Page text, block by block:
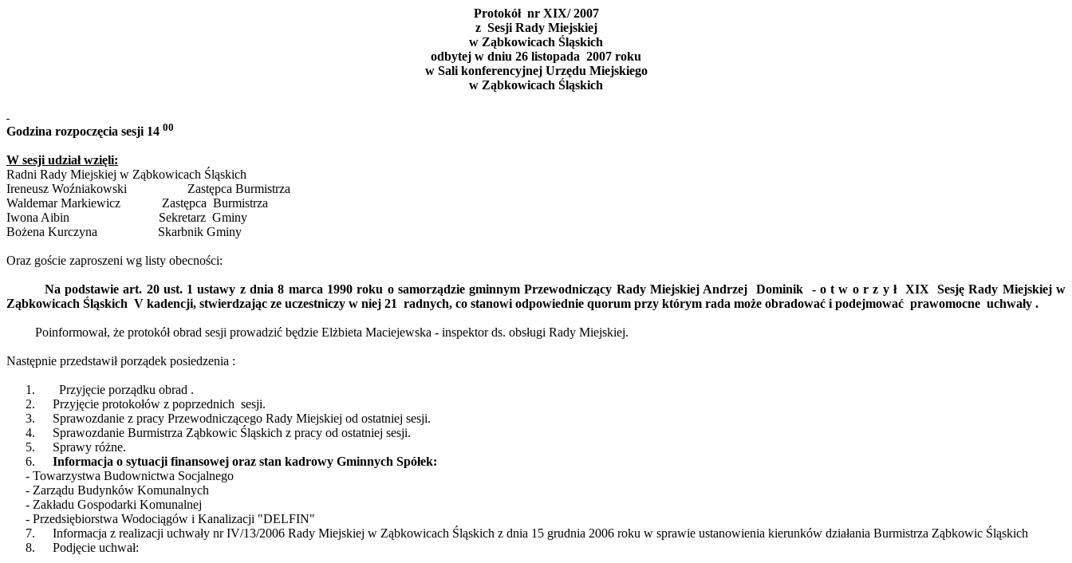
Protokół nrXIX/ 2007
z SesjiRady Miejskiej
w Ząbkowicach Śląskich
odbytej w dniu 26 listopada 2007 roku
wSali konferencyjnej Urzędu Miejskiego
w Ząbkowicach Śląskich
Godzina rozpoczęcia sesji 14 00
W sesji udział wzięli:
Radni Rady Miejskiej w Ząbkowicach Śląskich
Ireneusz Woźniakowski Zastępca Burmistrza
WaldemarMarkiewicz Zastępca Burmistrza
Iwona Aibin Sekretarz Gminy
Bożena Kurczyna Skarbnik Gminy
Oraz goście zaproszeni wg listy obecności:
Na podstawie art. 20 ust. 1 ustawy z dnia 8 marca 1990 roku o samorządzie gminnym Przewodniczący Rady Miejskiej Andrzej Dominik - o t w o r z y ł XIX
Sesję Rady Miejskiej w
Ząbkowicach Śląskich V kadencji, stwierdzając ze uczestniczy w niej 21 radnych, co stanowi odpowiednie quorum przy którym rada może obradować i podejmować prawomocne uchwały .
Poinformował, że protokół obrad sesji prowadzić będzie Elżbieta Maciejewska - inspektor ds. obsługi Rady Miejskiej.
Następnie przedstawił porządek posiedzenia :
1. Przyjęcie porządku obrad .
2.
Przyjęcie protokołów z poprzednich sesji.
3.
Sprawozdanie z pracy Przewodniczącego Rady Miejskiej od ostatniej sesji.
4.
Sprawozdanie Burmistrza Ząbkowic Śląskich z pracy od ostatniej sesji.
5.
Sprawy różne.
6.
Informacja o sytuacji finansowej oraz stan kadrowy Gminnych Spółek:
- Towarzystwa Budownictwa Socjalnego
- Zarządu Budynków Komunalnych
- Zakładu Gospodarki Komunalnej
- Przedsiębiorstwa Wodociągów i Kanalizacji "DELFIN"
7.
Informacja z realizacji uchwały nr IV/13/2006 Rady Miejskiej w Ząbkowicach Śląskich z dnia 15 grudnia 2006 roku w sprawie ustanowienia kierunków działania Burmistrza Ząbkowic Śląskich
8.
Podjęcie uchwał: